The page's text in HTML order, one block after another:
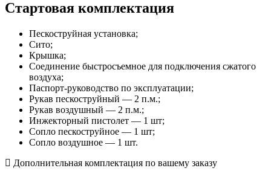
Стартовая комплектация
Пескоструйная установка;
Сито;
Крышка;
Соединение быстросъемное для подключения сжатого
воздуха;
Паспорт-руководство по эксплуатации;
Рукав пескоструйный — 2 п.м.;
Рукав воздушный — 2 п.м.;
Инжекторный пистолет — 1 шт;
Сопло пескоструйное — 1 шт;
Сопло воздушное — 1 шт.
Дополнительная комплектация по вашему заказу